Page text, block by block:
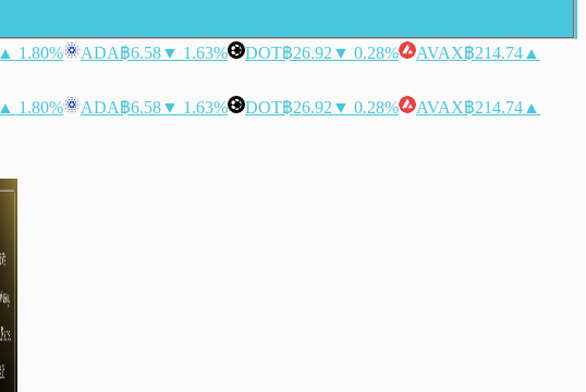
▲ 1.80% ADA฿6.58▼ 1.63% DOT฿26.92 ▼ 0.28% AVAX฿214.74 ▲
▲ 1.80% ADA฿6.58▼ 1.63% DOT฿26.92 ▼ 0.28% AVAX฿214.74 ▲